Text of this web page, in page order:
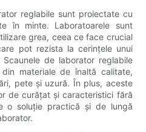
reglabile sunt proiectate cu
în minte. Laboratoarele sunt
grea, ceea ce face crucial
pot rezista la cerințele unui
de laborator reglabile
materiale de înaltă calitate,
pete și uzură. În plus, aceste
de curățat și caracteristici fără
o soluție practică și de lungă